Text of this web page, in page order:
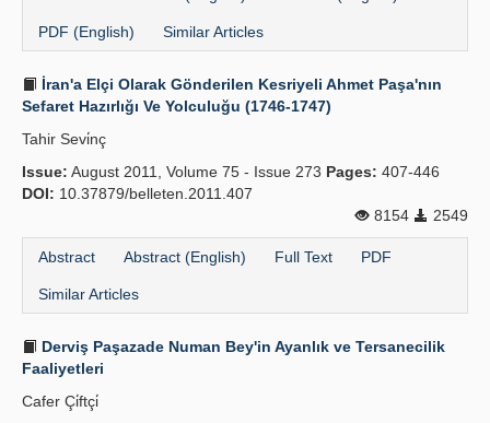
PDF (English) Similar Articles
İran'a Elçi Olarak Gönderilen Kesriyeli Ahmet Paşa'nın
Sefaret Hazırlığı Ve Yolculuğu (1746-1747)
Tahir Sevi̇nç
Issue: August 2011, Volume 75 - Issue 273 Pages: 407-446
DOI: 10.37879/belleten.2011.407
8154
2549
Abstract Abstract (English) Full Text PDF
Similar Articles
Derviş Paşazade Numan Bey'in Ayanlık ve Tersanecilik
Faaliyetleri
Cafer Çi̇ftçi̇